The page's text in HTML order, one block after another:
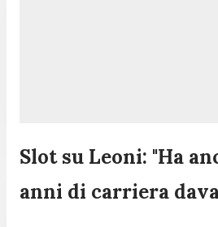
Slot su Leoni: "Ha
anni di carriera